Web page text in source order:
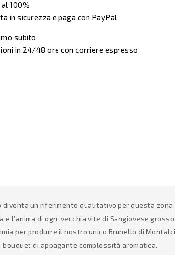
100%
in sicurezza e paga con PayPal
subito
in 24/48 ore con corriere espresso
diventa un riferimento qualitativo per questa zona
l’anima di ogni vecchia vite di Sangiovese
per produrre il nostro unico Brunello di
di appagante complessità aromatica.